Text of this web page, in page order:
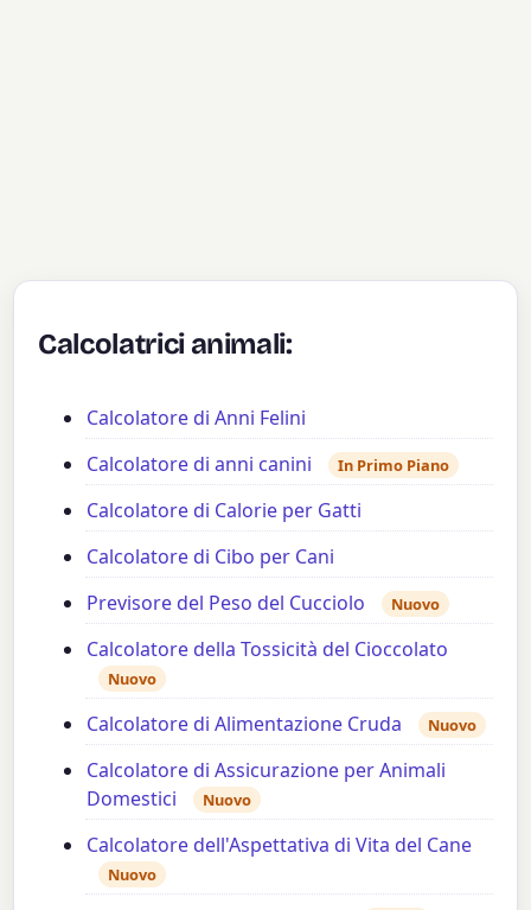
Calcolatrici animali:
Calcolatore di Anni Felini
Calcolatore di anni canini
In Primo Piano
Calcolatore di Calorie per Gatti
Calcolatore di Cibo per Cani
Previsore del Peso del Cucciolo
Nuovo
Calcolatore della Tossicità del Cioccolato
Nuovo
Calcolatore di Alimentazione Cruda Nuovo
Calcolatore di Assicurazione per Animali
Domestici
Nuovo
Calcolatore dell'Aspettativa di Vita del Cane
Nuovo